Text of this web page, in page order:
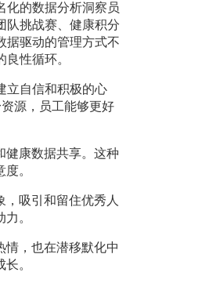
化的数据分析洞察员
队挑战赛、健康积分
据驱动的管理方式不
性循环。
立自信和积极的心
源，员工能够更好
健康数据共享。这种
。
吸引和留住优秀人
。
情，也在潜移默化中
。